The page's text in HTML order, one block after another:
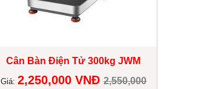
Cân Bàn Điện Tử 300kg JWM
Giá: 2,250,000 VNĐ2,550,000